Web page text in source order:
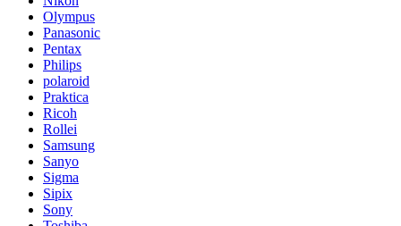
Olympus
Panasonic
Pentax
Philips
polaroid
Praktica
Ricoh
Rollei
Samsung
Sanyo
Sigma
Sipix
Sony